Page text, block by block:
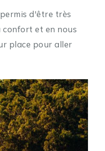
d'être très
et en nous
place pour aller